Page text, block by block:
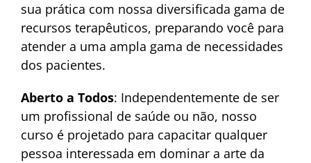
sua prática com nossa diversificada gama de
recursos terapêuticos, preparando você para
atender a uma ampla gama de necessidades
dos pacientes.
Aberto a Todos: Independentemente de ser
um profissional de saúde ou não, nosso
curso é projetado para capacitar qualquer
pessoa interessada em dominar a arte da